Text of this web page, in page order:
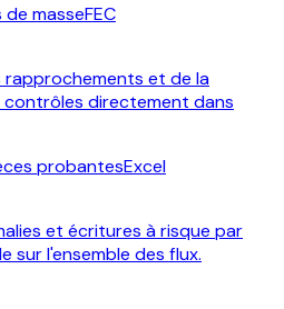
de masseFEC
et de la
directement dans
probantesExcel
et écritures à risque par
sur l'ensemble des flux.